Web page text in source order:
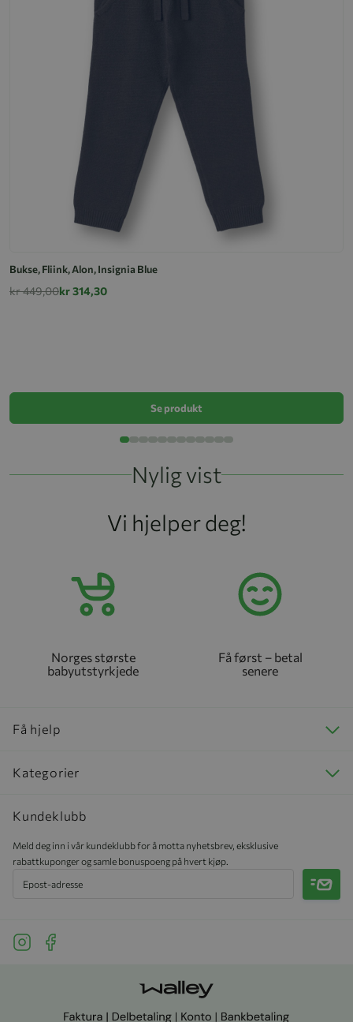
Bukse, Fliink, Alon, Insignia Blue
kr 449,00kr 314,30
Se produkt
Nylig vist
Vi hjelper deg!
Norges største
babyutstyrkjede
Få først – betal
senere
Få hjelp
Kategorier
Kundeklubb
Meld deg inn i vår kundeklubb for å motta nyhetsbrev, eksklusive
rabattkuponger og samle bonuspoeng på hvert kjøp.
Meld
See our Instagram
See our Facebook